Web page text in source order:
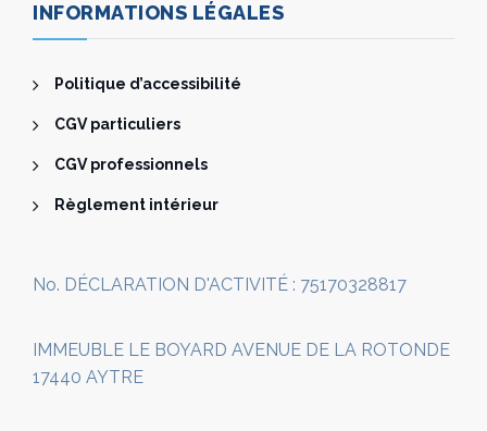
INFORMATIONS LÉGALES
Politique d’accessibilité
CGV particuliers
CGV professionnels
Règlement intérieur
No. DÉCLARATION D'ACTIVITÉ : 75170328817
IMMEUBLE LE BOYARD AVENUE DE LA ROTONDE
17440 AYTRE